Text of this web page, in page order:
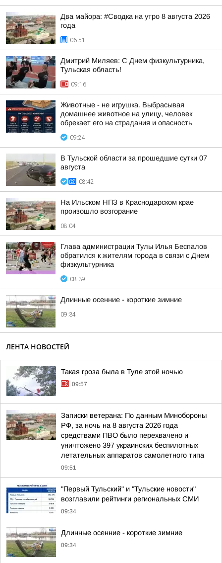
Два майора: #Сводка на утро 8 августа 2026
года
06:51
Дмитрий Миляев: С Днем физкультурника,
Тульская область!
09:16
Животные - не игрушка. Выбрасывая
домашнее животное на улицу, человек
обрекает его на страдания и опасность
09:24
В Тульской области за прошедшие сутки 07
августа
08:42
На Ильском НПЗ в Краснодарском крае
произошло возгорание
08:04
Глава администрации Тулы Илья Беспалов
обратился к жителям города в связи с Днем
физкультурника
08:39
Длинные осенние - короткие зимние
09:34
ЛЕНТА НОВОСТЕЙ
Такая гроза была в Туле этой ночью
09:57
Записки ветерана: По данным Минобороны
РФ, за ночь на 8 августа 2026 года
средствами ПВО было перехвачено и
уничтожено 397 украинских беспилотных
летательных аппаратов самолетного типа
09:51
"Первый Тульский" и "Тульские новости"
возглавили рейтинги региональных СМИ
09:34
Длинные осенние - короткие зимние
09:34